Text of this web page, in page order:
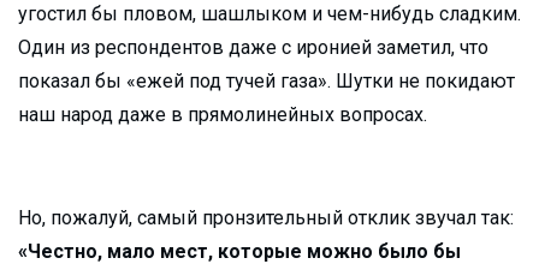
угостил бы пловом, шашлыком и чем-нибудь сладким.
Один из респондентов даже с иронией заметил, что
показал бы «ежей под тучей газа». Шутки не покидают
наш народ даже в прямолинейных вопросах.
Но, пожалуй, самый пронзительный отклик звучал так:
«Честно, мало мест, которые можно было бы